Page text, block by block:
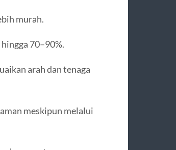
murah.
70–90%.
arah dan tenaga
meskipun melalui